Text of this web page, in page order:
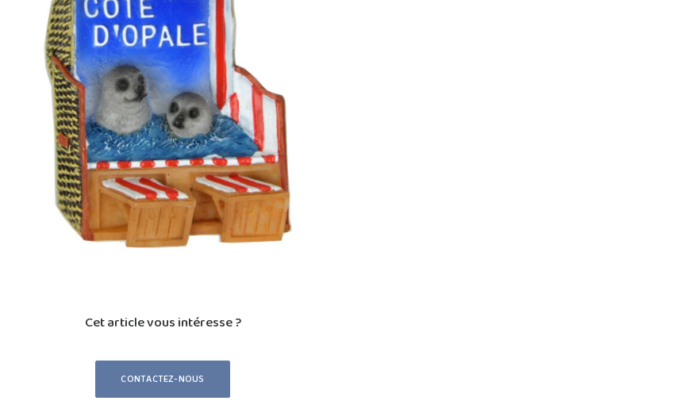
Cet article vous intéresse ?
CONTACTEZ-NOUS